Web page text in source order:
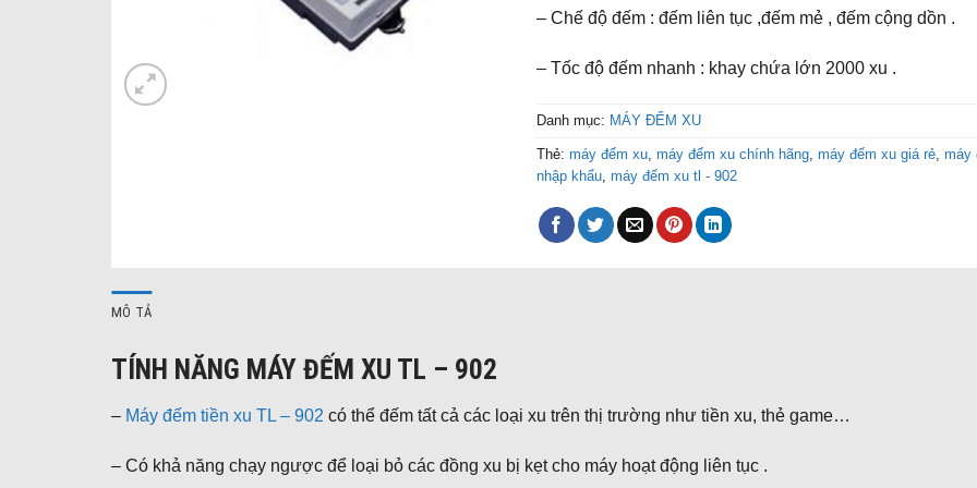
– Chế độ đếm : đếm liên tục ,đếm mẻ , đếm cộng dồn .
– Tốc độ đếm nhanh : khay chứa lớn 2000 xu .
Danh mục: MÁY ĐẾM XU
Thẻ: máy đếm xu, máy đếm xu chính hãng, máy đếm xu giá rẻ, máy
nhập khẩu, máy đếm xu tl - 902
MÔ TẢ
TÍNH NĂNG MÁY ĐẾM XU TL – 902
– Máy đếm tiền xu TL – 902 có thể đếm tất cả các loại xu trên thị trường như tiền xu, thẻ game…
– Có khả năng chạy ngược để loại bỏ các đồng xu bị kẹt cho máy hoạt động liên tục .